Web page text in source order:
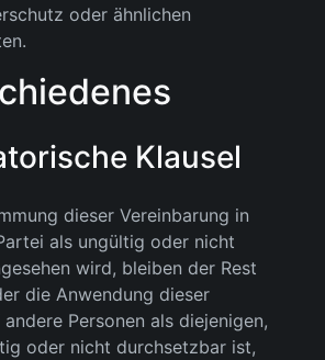
oder ähnlichen
Klausel
dieser Vereinbarung in
als ungültig oder nicht
wird, bleiben der Rest
die Anwendung dieser
Personen als diejenigen,
oder nicht durchsetzbar ist,